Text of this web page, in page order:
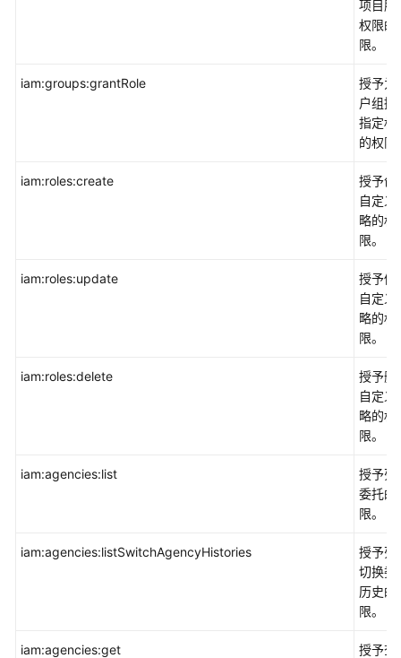
项目服
权限的
限。
iam:groups:grantRole
授予为
户组授
指定权
的权限
iam:roles:create
授予创
自定义
略的权
限。
iam:roles:update
授予修
自定义
略的权
限。
iam:roles:delete
授予删
自定义
略的权
限。
iam:agencies:list
授予列
委托的
限。
iam:agencies:listSwitchAgencyHistories
授予列
切换委
历史的
限。
iam:agencies:get
授予查